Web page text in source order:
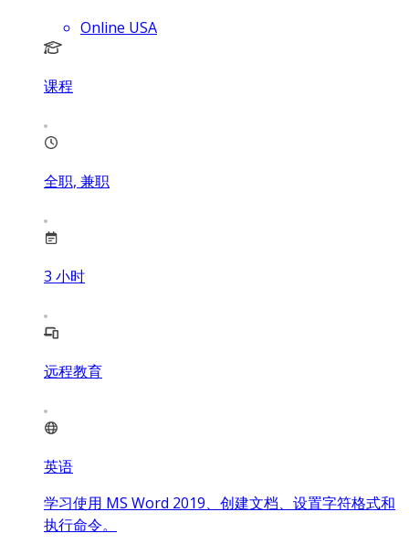
Online USA
课程
全职, 兼职
3 小时
远程教育
英语
学习使用 MS Word 2019、创建文档、设置字符格式和
执行命令。